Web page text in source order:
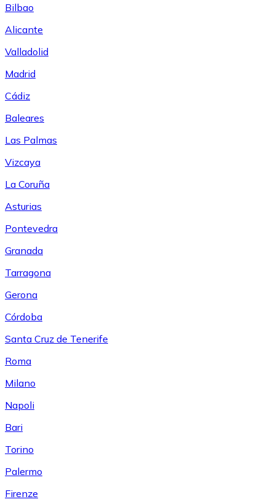
Bilbao
Alicante
Valladolid
Madrid
Cádiz
Baleares
Las Palmas
Vizcaya
La Coruña
Asturias
Pontevedra
Granada
Tarragona
Gerona
Córdoba
Santa Cruz de Tenerife
Roma
Milano
Napoli
Bari
Torino
Palermo
Firenze